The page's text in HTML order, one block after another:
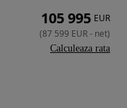
105 995 EUR
(87 599 EUR- net)
Calculeaza rata